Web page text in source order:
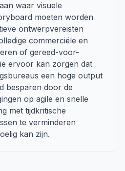
waar visuele
moeten worden
ontwerpvereisten
commerciële en
of gereed-voor-
ervoor kan zorgen dat
een hoge output
besparen door de
op agile en snelle
met tijdkritische
te verminderen
kan zijn.